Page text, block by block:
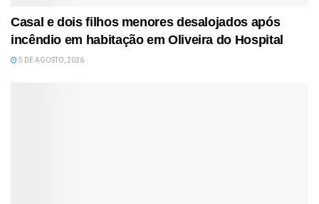
Casal e dois filhos menores desalojados após
incêndio em habitação em Oliveira do Hospital
5 DE AGOSTO, 2026